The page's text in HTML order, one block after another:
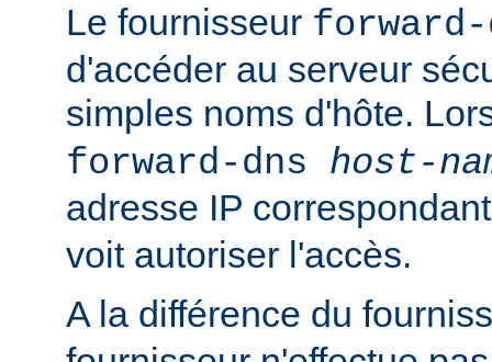
Le fournisseur forward-
d'accéder au serveur
simples noms d'hôte.
forward-dns host-
adresse IP
voit autoriser l'accès.
A la différence du